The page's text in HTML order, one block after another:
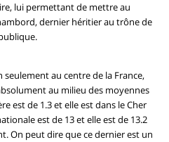
lui permettant de mettre au
dernier héritier au trône de
au centre de la France,
au milieu des moyennes
est de 1.3 et elle est dans le Cher
est de 13 et elle est de 13.2
On peut dire que ce dernier est un